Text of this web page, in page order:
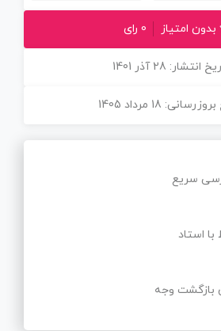
بدون امتیاز 0 رای
انتشار: 28 آذر 1401
18 مرداد 1405
سریع
با استاد
بازگشت وجه